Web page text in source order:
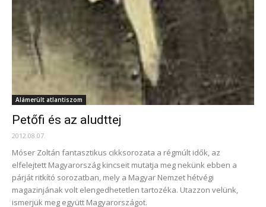
Alámerült atlantiszom
Petőfi és az aludttej
2012.08.07.
Móser Zoltán fantasztikus cikksorozata a régmúlt idők, az
elfelejtett Magyarország kincseit mutatja meg nekünk ebben a
párját ritkító sorozatban, mely a Magyar Nemzet hétvégi
magazinjának volt elengedhetetlen tartozéka. Utazzon velünk,
ismerjük meg együtt Magyarországot.